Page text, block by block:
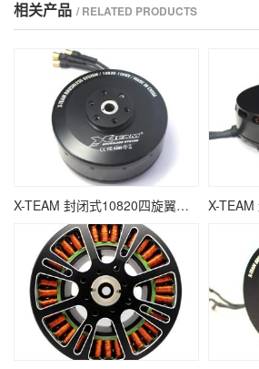
相关产品 / RELATED PRODUCTS
X-TEAM 封闭式10820四旋翼植保无人机电机